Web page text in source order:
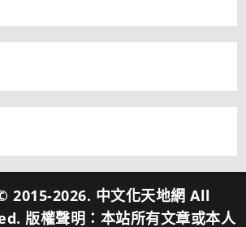
2026. 中文化天地網 All
版權聲明：本站所有文章或本人